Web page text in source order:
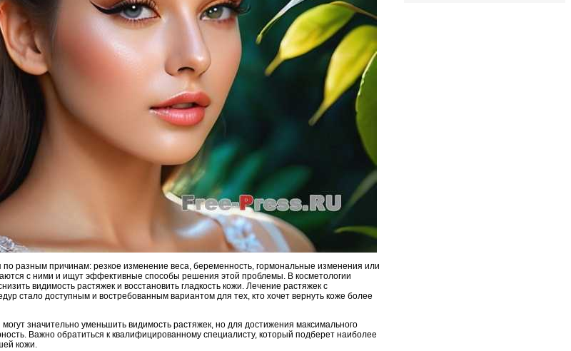
по разным причинам: резкое изменение веса, беременность, гормональные изменения или
с ними и ищут эффективные способы решения этой проблемы. В косметологии
видимость растяжек и восстановить гладкость кожи. Лечение растяжек с
стало доступным и востребованным вариантом для тех, кто хочет вернуть коже более
значительно уменьшить видимость растяжек, но для достижения максимального
Важно обратиться к квалифицированному специалисту, который подберет наиболее
кожи.